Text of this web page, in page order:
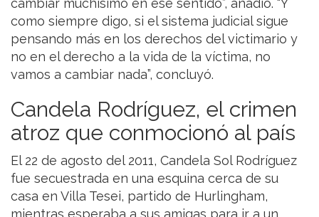
cambiar muchísimo en ese sentido”, añadió. “Y
como siempre digo, si el sistema judicial sigue
pensando más en los derechos del victimario y
no en el derecho a la vida de la víctima, no
vamos a cambiar nada”, concluyó.
Candela Rodríguez, el crimen
atroz que conmocionó al país
El 22 de agosto del 2011, Candela Sol Rodríguez
fue secuestrada en una esquina cerca de su
casa en Villa Tesei, partido de Hurlingham,
mientras esperaba a sus amigas para ir a un